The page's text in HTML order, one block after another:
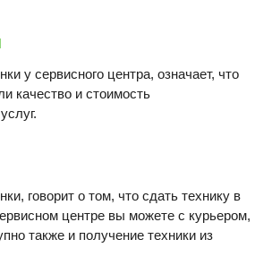
у сервисного центра, означает, что
качество и стоимость
говорит о том, что сдать технику в
центре вы можете с курьером,
также и получение техники из